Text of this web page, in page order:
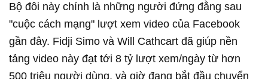
Bộ đôi này chính là những người đứng đằng sau
"cuộc cách mạng" lượt xem video của Facebook
gần đây. Fidji Simo và Will Cathcart đã giúp nền
tảng video này đạt tới 8 tỷ lượt xem/ngày từ hơn
500 triệu người dùng, và giờ đang bắt đầu chuyển